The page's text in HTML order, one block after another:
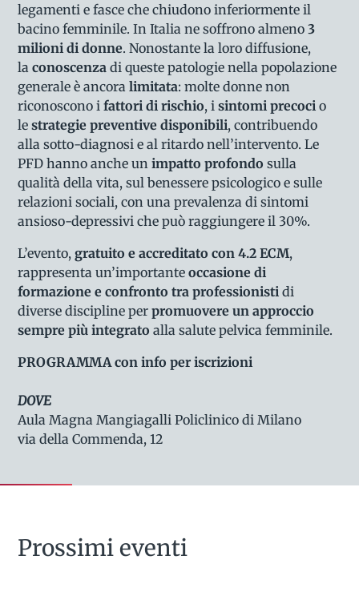
legamenti e fasce che chiudono inferiormente il
bacino femminile. In Italia ne soffrono almeno 3
milioni di donne. Nonostante la loro diffusione,
laconoscenzadi queste patologie nella popolazione
generale è ancora limitata: molte donne non
riconoscono i fattori di rischio, isintomi precocio
lestrategie preventive disponibili, contribuendo
alla sotto-diagnosi e al ritardo nell’intervento. Le
PFD hanno anche unimpatto profondosulla
qualità della vita, sul benessere psicologico e sulle
relazioni sociali, con una prevalenza di sintomi
ansioso-depressivi che può raggiungere il 30%.
L’evento,gratuito e accreditato con 4.2 ECM,
rappresenta un’importanteoccasione di
formazione e confronto tra professionistidi
diverse discipline perpromuovere un approccio
sempre più integratoalla salute pelvica femminile.
PROGRAMMA con info per iscrizioni
DOVE
Aula Magna Mangiagalli Policlinico di Milano
via della Commenda, 12
Prossimi eventi